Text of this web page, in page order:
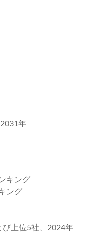
年
キング
ング
び上位5社、2024年